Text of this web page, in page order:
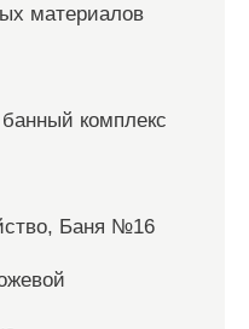
материалов
комплекс
Баня №16